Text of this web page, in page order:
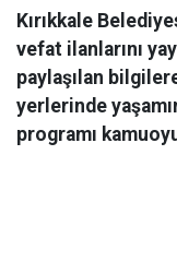
Kırıkkale
vefat ilanlarını
paylaşılan
yerlerinde
programı